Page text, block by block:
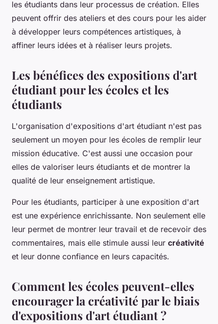
les étudiants dans leur processus de création. Elles
peuvent offrir des ateliers et des cours pour les aider
à développer leurs compétences artistiques, à
affiner leurs idées et à réaliser leurs projets.
Les bénéfices des expositions d'art
étudiant pour les écoles et les
étudiants
L'organisation d'expositions d'art étudiant n'est pas
seulement un moyen pour les écoles de remplir leur
mission éducative. C'est aussi une occasion pour
elles de valoriser leurs étudiants et de montrer la
qualité de leur enseignement artistique.
Pour les étudiants, participer à une exposition d'art
est une expérience enrichissante. Non seulement elle
leur permet de montrer leur travail et de recevoir des
commentaires, mais elle stimule aussi leur créativité
et leur donne confiance en leurs capacités.
Comment les écoles peuvent-elles
encourager la créativité par le biais
d'expositions d'art étudiant ?